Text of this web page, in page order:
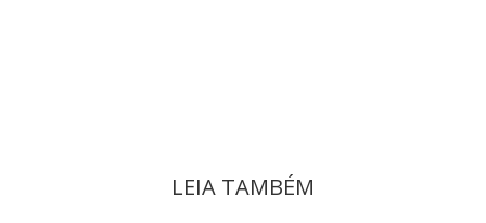
LEIA TAMBÉM